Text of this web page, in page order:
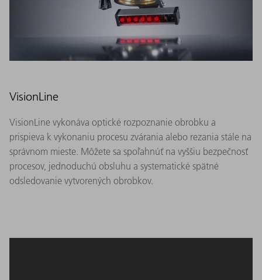
VisionLine
VisionLine vykonáva optické rozpoznanie obrobku a
prispieva k vykonaniu procesu zvárania alebo rezania stále na
správnom mieste. Môžete sa spoľahnúť na vyššiu bezpečnosť
procesov, jednoduchú obsluhu a systematické spätné
odsledovanie vytvorených obrobkov.